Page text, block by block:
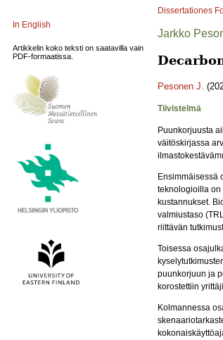
In English
Artikkelin koko teksti on saatavilla vain
PDF-formaatissa.
Dissertationes
Jarkko
Pesonen J.
Tiivistelmä
Puunkorjuusta
väitöskirjassa
Ensimmäisessä
teknologioilla on
kustannukset.
valmiustaso
riittävän
Toisessa
puunkorjuun ja
korostettiin
Kolmannessa